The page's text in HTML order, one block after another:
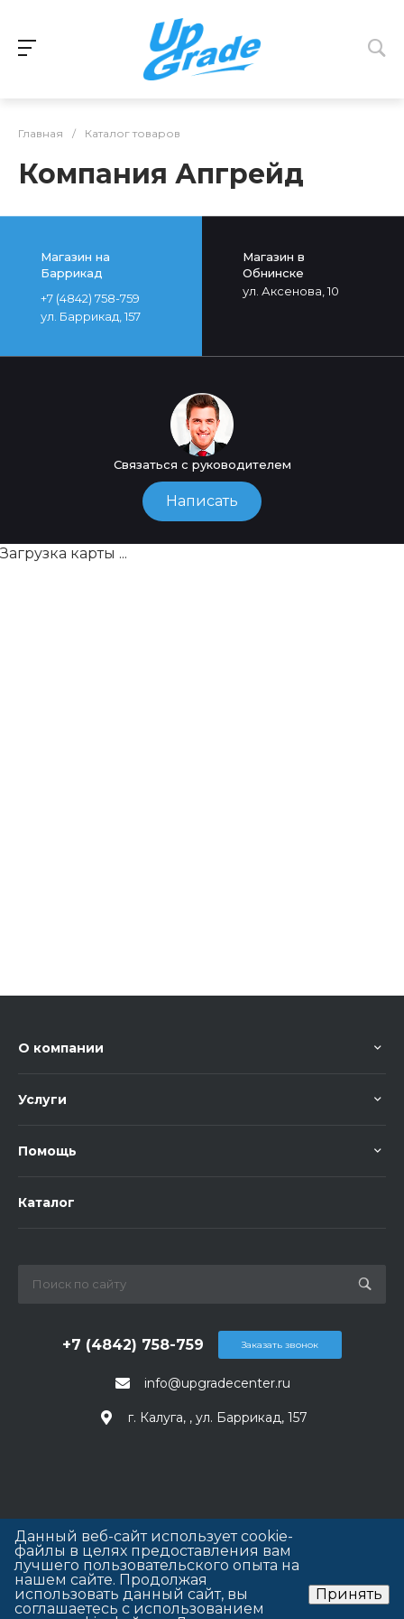
Главная / Каталог товаров
Компания Апгрейд
Магазин на
Баррикад
+7 (4842) 758-759
ул. Баррикад, 157
Магазин в
Обнинске
ул. Аксенова, 10
Связаться с руководителем
Написать
Загрузка карты ...
О компании
Услуги
Помощь
Каталог
info@upgradecenter.ru
+7 (4842) 758-759
г. Калуга, , ул. Баррикад, 157
Заказать звонок
Данный веб-сайт использует cookie-
файлы в целях предоставления вам
лучшего пользовательского опыта на
нашем сайте. Продолжая
использовать данный сайт, вы
соглашаетесь с использованием
Принять